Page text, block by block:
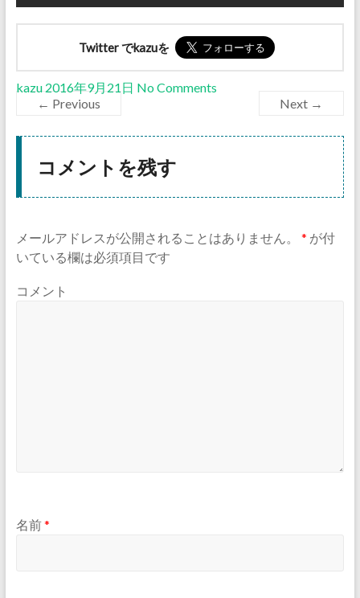
Twitter でkazuを
kazu 2016年9月21日 No Comments
← Previous
Next →
コメントを残す
メールアドレスが公開されることはありません。 * が付
いている欄は必須項目です
コメント
名前*